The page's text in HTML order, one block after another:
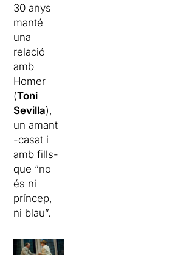
30 anys
manté
una
relació
amb
Homer
(Toni
Sevilla),
un amant
-casat i
amb fills-
que “no
és ni
príncep,
ni blau”.